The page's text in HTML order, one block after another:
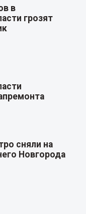
в
грозят
сняли на
Новгорода